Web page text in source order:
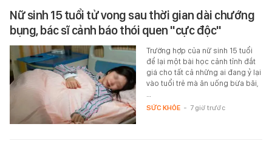
Nữ sinh 15 tuổi tử vong sau thời gian dài chướng
bụng, bác sĩ cảnh báo thói quen "cực độc"
Trường hợp của nữ sinh 15 tuổi
để lại một bài học cảnh tỉnh đắt
giá cho tất cả những ai đang ỷ lại
vào tuổi trẻ mà ăn uống bừa bãi,
…
SỨC KHỎE - 7 giờ trước